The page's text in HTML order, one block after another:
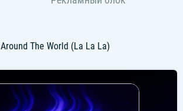
Around The World (La La La)